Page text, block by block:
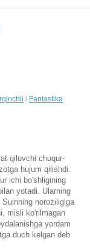
/ Fantastika
qiluvchi chuqur-
hujum qilishdi.
ichi bo'shligining
yotadi. Ularning
noroziligiga
misli ko'rilmagan
yordam
duch kelgan deb